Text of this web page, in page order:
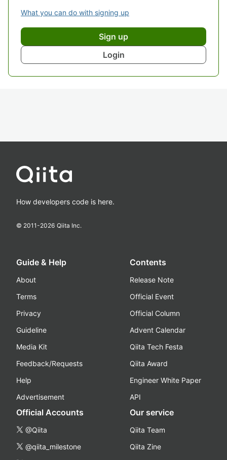
What you can do with signing up
Sign up
Login
How developers code is here.
© 2011-2026 Qiita Inc.
Guide & Help
About
Terms
Privacy
Guideline
Media Kit
Feedback/Requests
Help
Advertisement
Contents
Release Note
Official Event
Official Column
Advent Calendar
Qiita Tech Festa
Qiita Award
Engineer White Paper
API
Official Accounts
@Qiita
@qiita_milestone
Our service
Qiita Team
Qiita Zine